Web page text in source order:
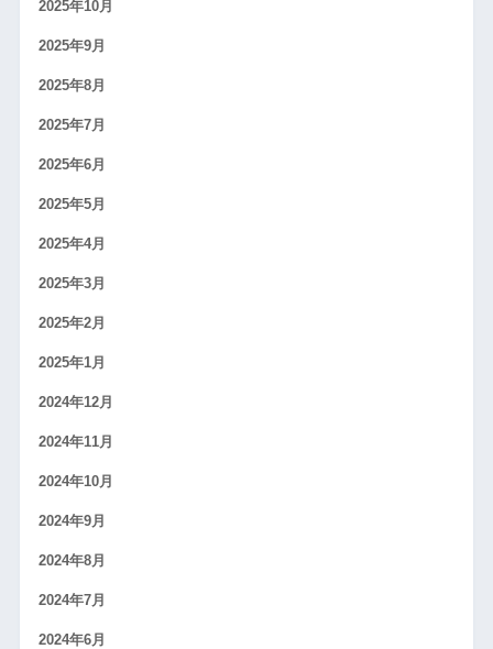
2025年10月
2025年9月
2025年8月
2025年7月
2025年6月
2025年5月
2025年4月
2025年3月
2025年2月
2025年1月
2024年12月
2024年11月
2024年10月
2024年9月
2024年8月
2024年7月
2024年6月